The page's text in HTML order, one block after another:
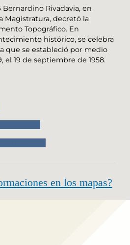
Bernardino Rivadavia, en
Magistratura, decretó la
Topográfico. En
histórico, se celebra
que se estableció por medio
el 19 de septiembre de 1958.
en los mapas?